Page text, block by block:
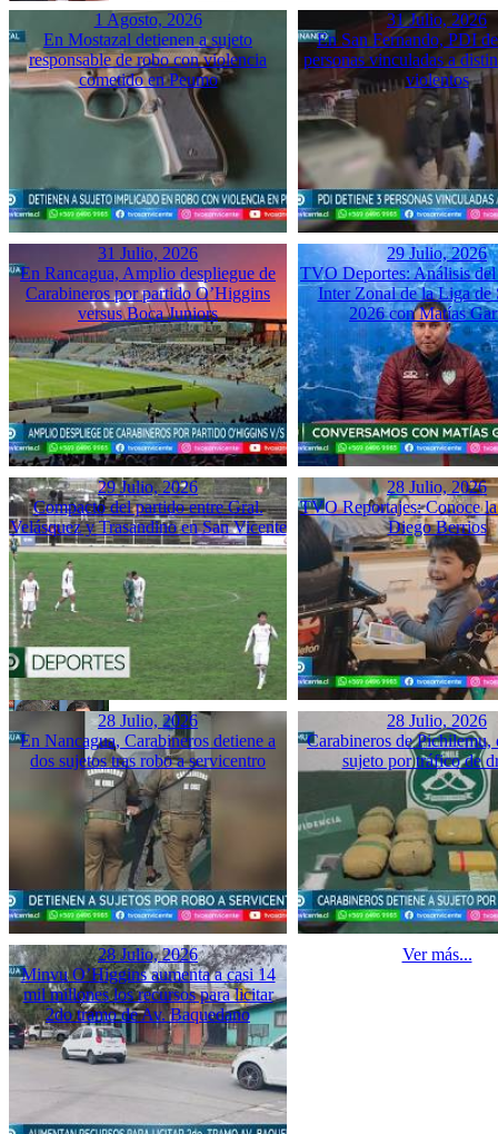
1 Agosto, 2026
En Mostazal detienen a sujeto
responsable de robo con violencia
cometido en Peumo
31 Julio, 2026
En San Fernando, PDI
personas vinculadas a
violentos
31 Julio, 2026
En Rancagua, Amplio despliegue de
Carabineros por partido O’Higgins
versus Boca Juniors
29 Julio, 2026
TVO Deportes: Análisis del
Inter Zonal de la Liga de
2026 con Matías
29 Julio, 2026
Compacto del partido entre Gral.
Velásquez y Trasandino en San Vicente
28 Julio, 2026
TVO Reportajes: Conoce
Diego Berrios
28 Julio, 2026
En Nancagua, Carabineros detiene a
dos sujetos tras robo a servicentro
28 Julio, 2026
Carabineros de Pichilemu,
sujeto por tráfico de
28 Julio, 2026
Minvu O’Higgins aumenta a casi 14
mil millones los recursos para licitar
2do tramo de Av. Baquedano
Ver más...